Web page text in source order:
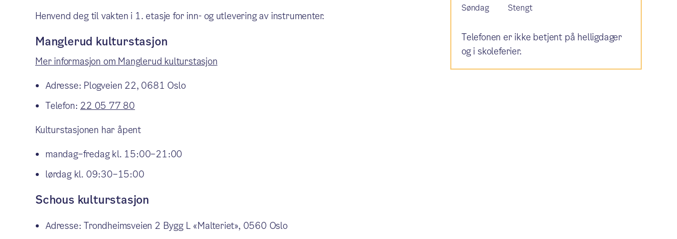
Henvend deg til vakten i 1. etasje for inn- og utlevering av instrumenter.
Manglerud kulturstasjon
Mer informasjon om Manglerud kulturstasjon
Adresse: Plogveien 22, 0681 Oslo
Telefon: 22 05 77 80
Kulturstasjonen har åpent
mandag–fredag kl. 15:00–21:00
lørdag kl. 09:30–15:00
Schous kulturstasjon
Adresse: Trondheimsveien 2 Bygg L «Malteriet», 0560 Oslo
Søndag
Stengt
Telefonen er ikke betjent på helligdager
og i skoleferier.